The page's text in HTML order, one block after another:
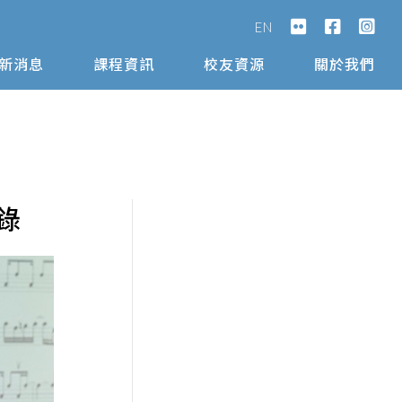
EN
消息 課程資訊 校友資源 關於我們